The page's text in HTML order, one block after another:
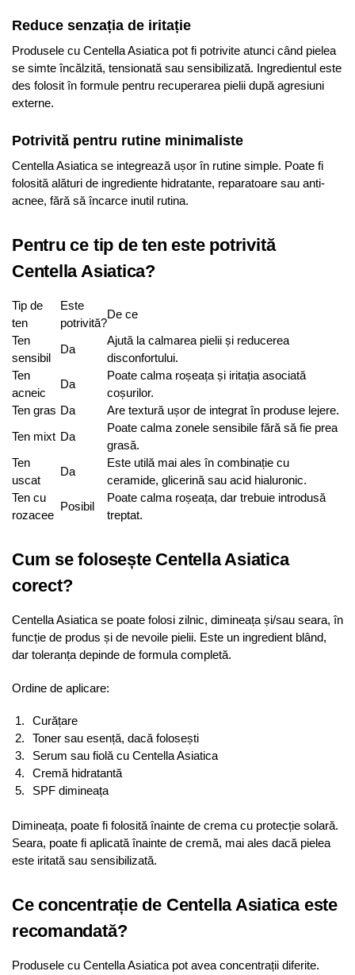
Reduce senzația de iritație
Produsele cu Centella Asiatica pot fi potrivite atunci când pielea
se simte încălzită, tensionată sau sensibilizată. Ingredientul este
des folosit în formule pentru recuperarea pielii după agresiuni
externe.
Potrivită pentru rutine minimaliste
Centella Asiatica se integrează ușor în rutine simple. Poate fi
folosită alături de ingrediente hidratante, reparatoare sau anti-
acnee, fără să încarce inutil rutina.
Pentru ce tip de ten este potrivită
Centella Asiatica?
Tip de
ten
Este
potrivită?
De ce
Ten
sensibil
Da
Ajută la calmarea pielii și reducerea
disconfortului.
Ten
acneic
Da
Poate calma roșeața și iritația asociată
coșurilor.
Ten gras Da
Are textură ușor de integrat în produse lejere.
Ten mixt Da
Poate calma zonele sensibile fără să fie prea
grasă.
Ten
uscat
Da
Este utilă mai ales în combinație cu
ceramide, glicerină sau acid hialuronic.
Ten cu
rozacee
Posibil
Poate calma roșeața, dar trebuie introdusă
treptat.
Cum se folosește Centella Asiatica
corect?
Centella Asiatica se poate folosi zilnic, dimineața și/sau seara, în
funcție de produs și de nevoile pielii. Este un ingredient blând,
dar toleranța depinde de formula completă.
Ordine de aplicare:
Curățare
Toner sau esență, dacă folosești
Serum sau fiolă cu Centella Asiatica
Cremă hidratantă
SPF dimineața
Dimineața, poate fi folosită înainte de crema cu protecție solară.
Seara, poate fi aplicată înainte de cremă, mai ales dacă pielea
este iritată sau sensibilizată.
Ce concentrație de Centella Asiatica este
recomandată?
Produsele cu Centella Asiatica pot avea concentrații diferite.